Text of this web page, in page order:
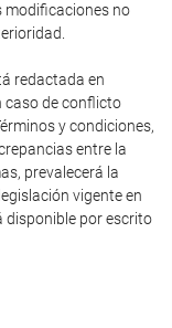
modificaciones no
redactada en
caso de conflicto
y condiciones,
entre la
prevalecerá la
vigente en
disponible por escrito